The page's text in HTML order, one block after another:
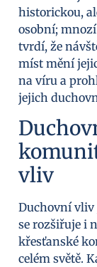
historickou,
osobní;
tvrdí, že
míst mění
na víru a
jejich
vliv
Duchovní vliv
se rozšiřuje i
křesťanské
celém světě.